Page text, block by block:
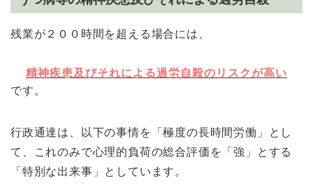
残業が２００時間を超える場合には、
精神疾患及びそれによる過労自殺のリスクが高い
です。
行政通達は、以下の事情を「極度の長時間労働」とし
て、これのみで心理的負荷の総合評価を「強」とする
「特別な出来事」としています。